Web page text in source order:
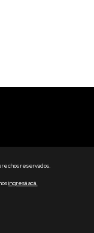
reservados.
ingresá acá.